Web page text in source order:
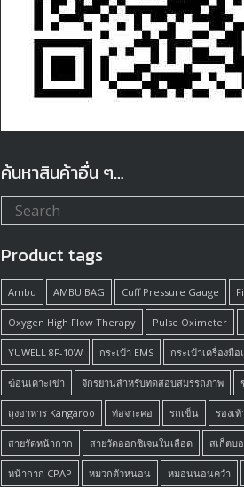
ค้นหาสินค้าอื่น ๆ…
Product tags
Ambu AMBU BAG Cuff Pressure Gauge
Oxygen High Flow Therapy Pulse Oximeter
YUWELL 8F-10W กระเป๋า EMS กระเป๋าเครื่องมื
ฆ้อนเคาะเข่า จักรยานสำหรับทดสอบสมรรถภาพ
ถุงอาหาร Kangaroo ท่อจาะคอ รถเข็น รองเ
สายรัดหน้ากาก สายวัดออกซิเจนในเลือด สเก็ตบ
หน้ากาก CPAP หมวกตัวหนอน หมอนนอนคว่ำ